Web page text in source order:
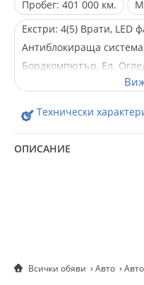
Пробег: 401 000 км.
Екстри: 4(5) Врати, LED
Антиблокираща
Бордкомпютър, Ел.
Лети джанти, С
Технически
ОПИСАНИЕ
Всички обяви Авто